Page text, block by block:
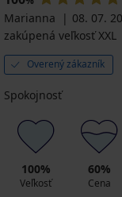
Marianna
08. 07.
zakúpená veľkosť XXL
Overený zákazník
Spokojnosť
100%
Veľkosť
60%
Cena